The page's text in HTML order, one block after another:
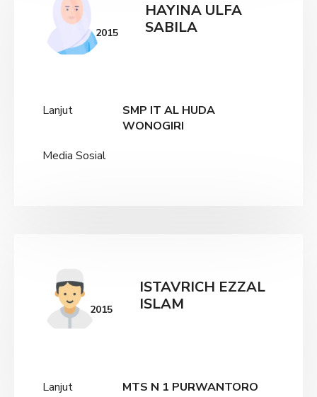
2015
HAYINA ULFA
SABILA
Lanjut
SMP IT AL HUDA
WONOGIRI
Media Sosial
2015
ISTAVRICH EZZAL
ISLAM
Lanjut
MTS N 1 PURWANTORO